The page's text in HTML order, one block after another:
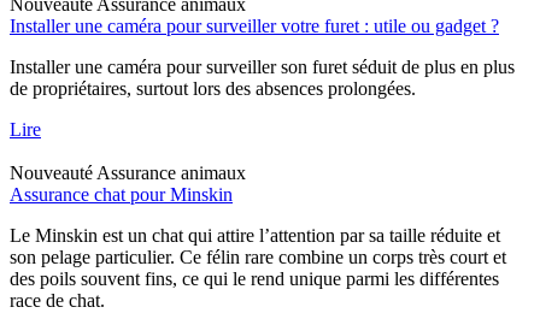
Nouveauté Assurance animaux
Installer une caméra pour surveiller votre furet : utile ou gadget ?
Installer une caméra pour surveiller son furet séduit de plus en plus
de propriétaires, surtout lors des absences prolongées.
Lire
Nouveauté Assurance animaux
Assurance chat pour Minskin
Le Minskin est un chat qui attire l’attention par sa taille réduite et
son pelage particulier. Ce félin rare combine un corps très court et
des poils souvent fins, ce qui le rend unique parmi les différentes
race de chat.